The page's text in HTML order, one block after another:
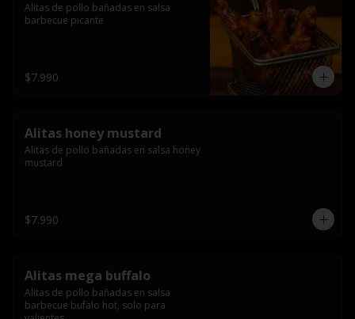
Alitas de pollo bañadas en salsa
barbecue picante
$7.990
Alitas honey mustard
Alitas de pollo bañadas en salsa honey
mustard
$7.990
Alitas mega buffalo
Alitas de pollo bañadas en salsa
barbecue bufalo hot, solo para